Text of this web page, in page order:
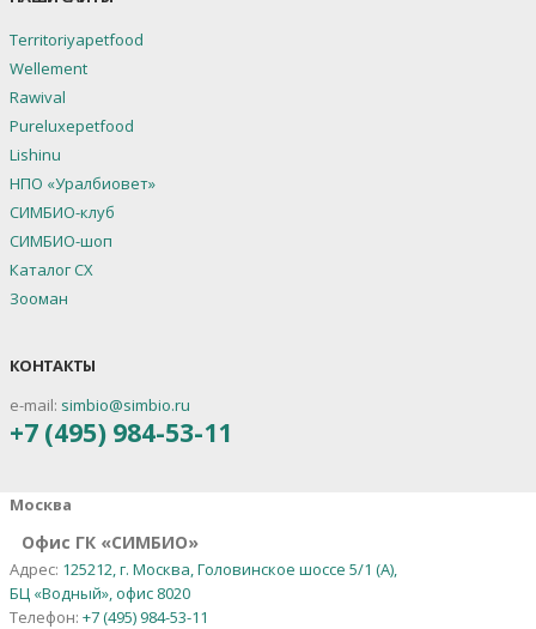
Territoriyapetfood
Wellement
Rawival
Pureluxepetfood
Lishinu
НПО «Уралбиовет»
СИМБИО-клуб
СИМБИО-шоп
Каталог СХ
Зооман
КОНТАКТЫ
e-mail: simbio@simbio.ru
+7 (495) 984-53-11
Москва
Офис ГК «СИМБИО»
Адрес: 125212, г. Москва, Головинское шоссе 5/1 (А),
БЦ «Водный», офис 8020
Телефон: +7 (495) 984-53-11